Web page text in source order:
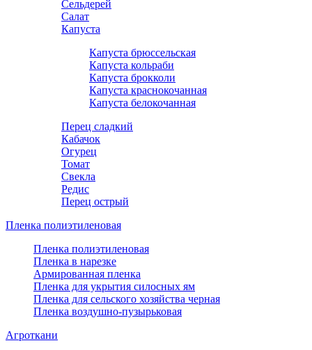
Сельдерей
Салат
Капуста
Капуста брюссельская
Капуста кольраби
Капуста брокколи
Капуста краснокочанная
Капуста белокочанная
Перец сладкий
Кабачок
Огурец
Томат
Свекла
Редис
Перец острый
Пленка полиэтиленовая
Пленка полиэтиленовая
Пленка в нарезке
Армированная пленка
Пленка для укрытия силосных ям
Пленка для сельского хозяйства черная
Пленка воздушно-пузырьковая
Агроткани